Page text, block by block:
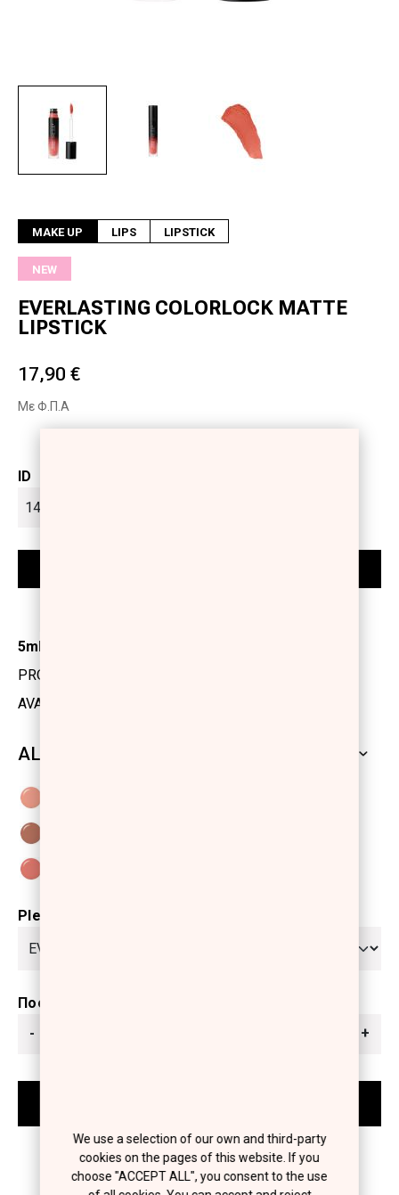
MAKE UP LIPS LIPSTICK
NEW
EVERLASTING COLORLOCK MATTE
LIPSTICK
17,90 €
Με Φ.Π.Α
ID
5ml
PRODUCT CODE: 1175912
AVAILABILITY: IN STOCK
ALL SHADES
Please select
Ποσότητα
-
+
We use a selection of our own and third-party
cookies on the pages of this website. If you
choose "ACCEPT ALL", you consent to the use